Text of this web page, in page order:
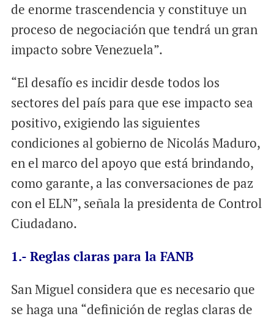
de enorme trascendencia y constituye un
proceso de negociación que tendrá un gran
impacto sobre Venezuela”.
“El desafío es incidir desde todos los
sectores del país para que ese impacto sea
positivo, exigiendo las siguientes
condiciones al gobierno de Nicolás Maduro,
en el marco del apoyo que está brindando,
como garante, a las conversaciones de paz
con el ELN”, señala la presidenta de Control
Ciudadano.
1.- Reglas claras para la FANB
San Miguel considera que es necesario que
se haga una “definición de reglas claras de